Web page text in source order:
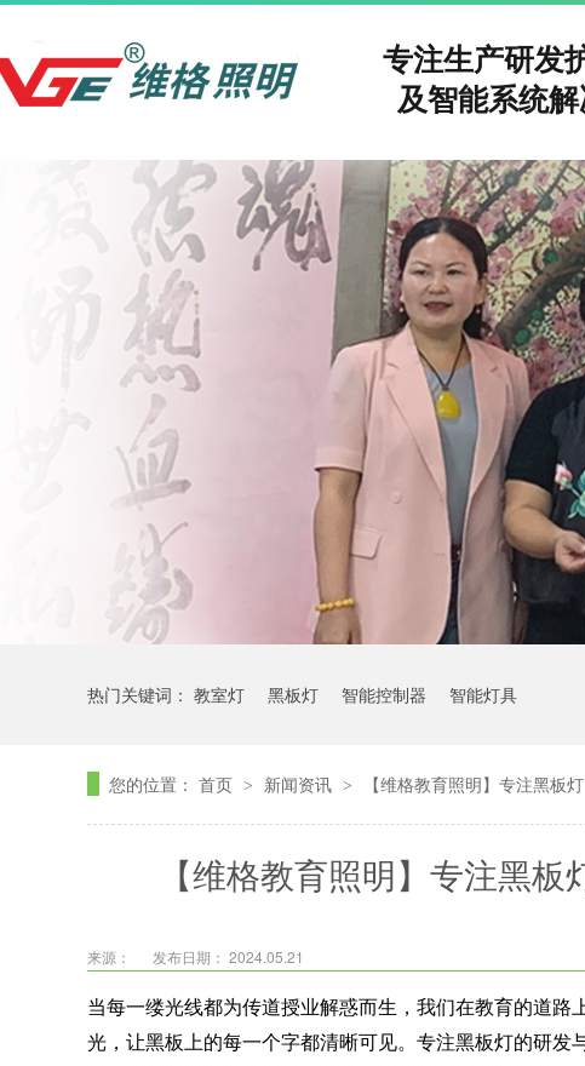
专注生产研
及智能系统
热门关键词： 教室灯 黑板灯 智能控制器 智能灯具
您的位置： 首页 > 新闻资讯 > 【维格教育照明】专注黑板
【维格教育照明】专注黑
来源： 发布日期： 2024.05.21
当每一缕光线都为传道授业解惑而生，我们在教育的道路
光，让黑板上的每一个字都清晰可见。专注黑板灯的研